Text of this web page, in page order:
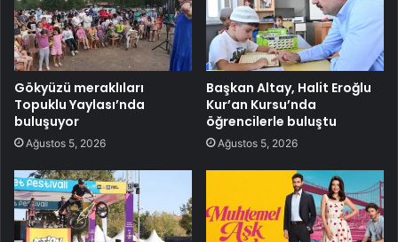
Gökyüzü meraklıları
Topuklu Yaylası’nda
buluşuyor
Ağustos 5, 2026
Başkan Altay, Halit Eroğlu
Kur’an Kursu’nda
öğrencilerle buluştu
Ağustos 5, 2026